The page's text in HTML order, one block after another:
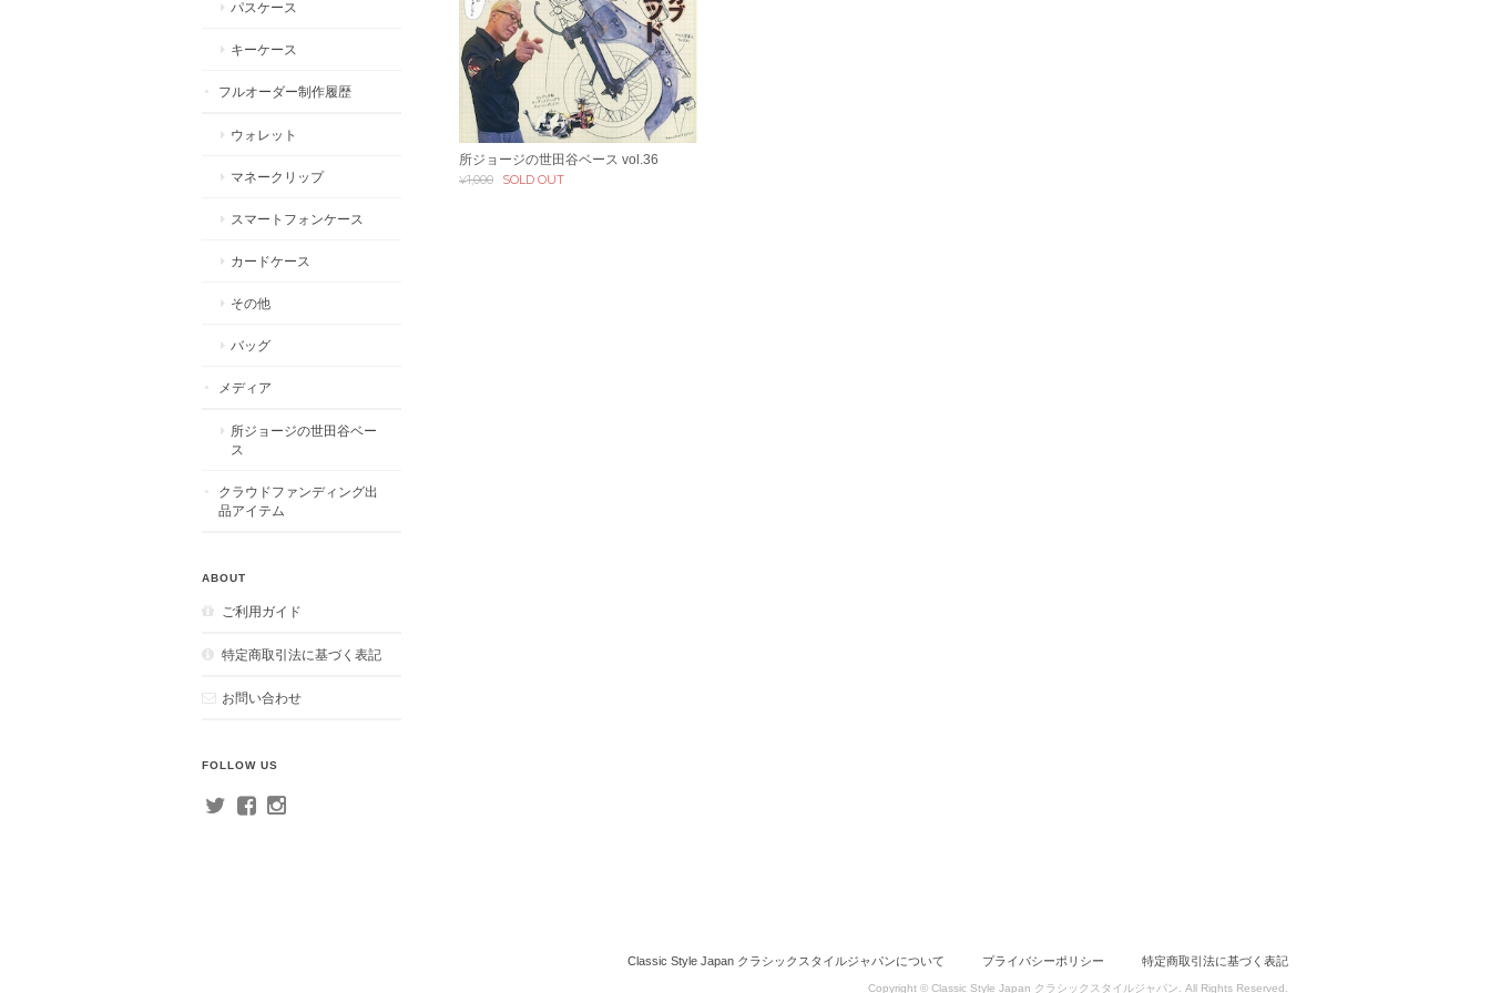
所ジョージの世田谷ベース vol.36
¥1,000 SOLD OUT
パスケース
キーケース
フルオーダー制作履歴
ウォレット
マネークリップ
スマートフォンケース
カードケース
その他
バッグ
メディア
所ジョージの世田谷ベー
ス
クラウドファンディング出
品アイテム
ABOUT
ご利用ガイド
特定商取引法に基づく表記
お問い合わせ
FOLLOW US
Classic Style Japan クラシックスタイルジャパンについて プライバシーポリシー 特定商取引法に基づく表記
Copyright © Classic Style Japan クラシックスタイルジャパン. All Rights Reserved.